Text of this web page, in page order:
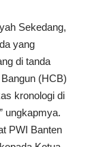
Sekedang,
yang
di tanda
(HCB)
kronologi di
ungkapmya.
PWI Banten